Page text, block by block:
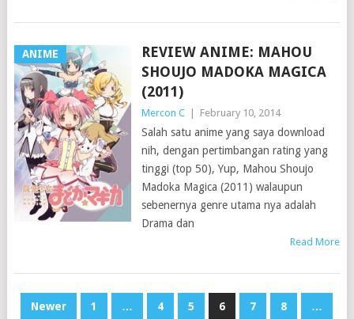
ANIME
REVIEW ANIME: MAHOU
SHOUJO MADOKA MAGICA
(2011)
Mercon C February 10, 2014
Salah satu anime yang saya download
nih, dengan pertimbangan rating yang
tinggi (top 50), Yup, Mahou Shoujo
Madoka Magica (2011) walaupun
sebenernya genre utama nya adalah
Drama dan
Read More
POSTS
Newer 1 … 4 5 6 7 8 …